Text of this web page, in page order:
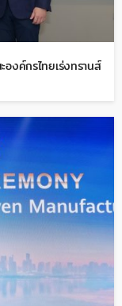
งค์กรไทยเร่งทรานส์